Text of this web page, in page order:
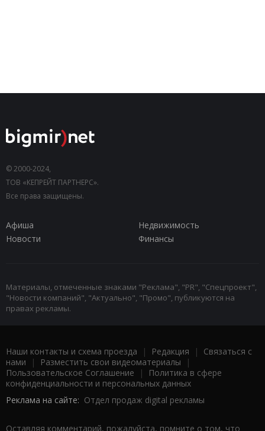
© 2000-2024,
ТОВ «КЕПРЕЙТ ПАРТНЕРС».
Все права защищены.
Афиша
Недвижимость
Новости
Финансы
Материалы, отмеченные знаками "Реклама", "PR", "Спецпроект",
"Новости компаний", "Актуально", "Промо", публикуются на
правах рекламы.
Наши контакты и схема проезда | Редакция | Связаться с
нами | Разместить свои видеоматериалы |
Пользовательское Соглашение |
Политика в сфере
конфиденциальности и персональных данных
Реклама на сайте: Отдел продаж digital рекламы
Оставляя комментарий, пожалуйста, помните о том, что